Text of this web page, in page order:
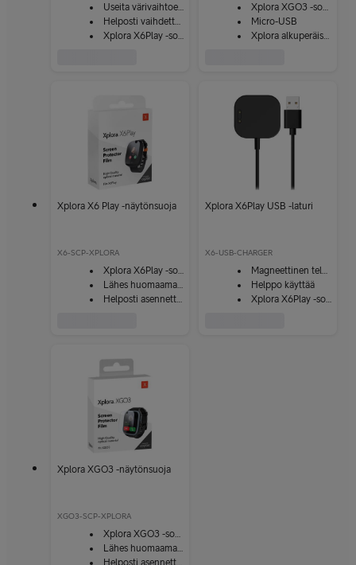
Useita värivaihtoehtoja
Helposti vaihdettavat
Xplora X6Play -sopiva
Xplora XGO3 -sopiva
Micro-USB
Xplora alkuperäistarvike
Xplora X6 Play -näytönsuoja
X6-SCP-XPLORA
Xplora X6Play -sopiva
Lähes huomaamaton
Helposti asennettava
Xplora X6Play USB -laturi
X6-USB-CHARGER
Magneettinen telakka
Helppo käyttää
Xplora X6Play -sopiva
Xplora XGO3 -näytönsuoja
XGO3-SCP-XPLORA
Xplora XGO3 -sopiva
Lähes huomaamaton
Helposti asennettava